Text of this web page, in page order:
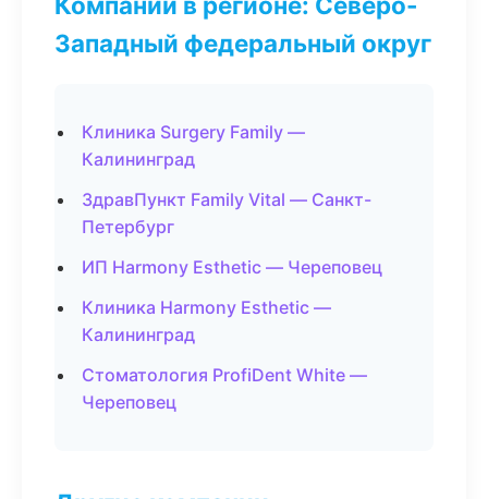
Западный федеральный округ
Клиника Surgery Family —
Калининград
ЗдравПункт Family Vital — Санкт-
Петербург
ИП Harmony Esthetic — Череповец
Клиника Harmony Esthetic —
Калининград
Стоматология ProfiDent White —
Череповец